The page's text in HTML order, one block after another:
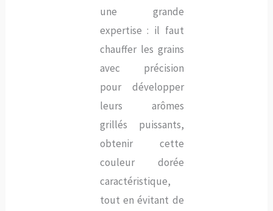
une grande
expertise : il faut
chauffer les grains
avec précision
pour développer
leurs arômes
grillés puissants,
obtenir cette
couleur dorée
caractéristique,
tout en évitant de